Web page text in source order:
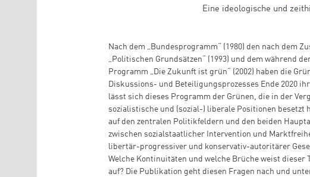
Eine ideologische und
Nach dem „Bundesprogramm“ (1980) den nach dem
„Politischen Grundsätzen“ (1993) und dem während
Programm „Die Zukunft ist grün“ (2002) haben die
Diskussions- und Beteiligungsprozesses Ende 2020
lässt sich dieses Programm der Grünen, die in der
sozialistische und (sozial-) liberale Positionen besetzt
auf den zentralen Politikfeldern und den beiden
zwischen sozialstaatlicher Intervention und
libertär-progressiver und konservativ-autoritärer
Welche Kontinuitäten und welche Brüche weist dieser
auf? Die Publikation geht diesen Fragen nach und